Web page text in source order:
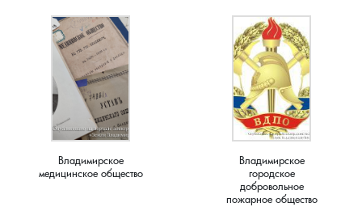
Владимирское
медицинское общество
Владимирское
городское
добровольное
пожарное общество